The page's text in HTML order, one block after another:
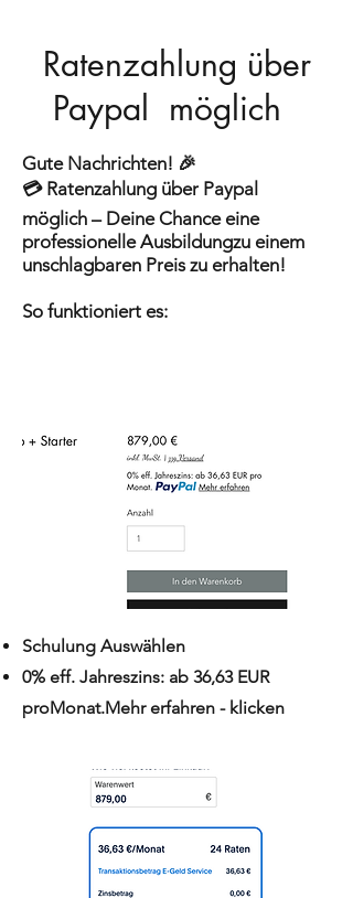
Ratenzahlung über
Paypal möglich
Gute Nachrichten! 🎉
💳 Ratenzahlung über Paypal
möglich – Deine Chance eine
professionelle Ausbildungzu einem
unschlagbaren Preis zu erhalten!
So funktioniert es:
Schulung Auswählen
0% eff. Jahreszins: ab 36,63 EUR
proMonat.Mehr erfahren - klicken